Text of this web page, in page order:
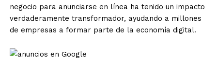
negocio para anunciarse en línea ha tenido un impacto
verdaderamente transformador, ayudando a millones
de empresas a formar parte de la economía digital.